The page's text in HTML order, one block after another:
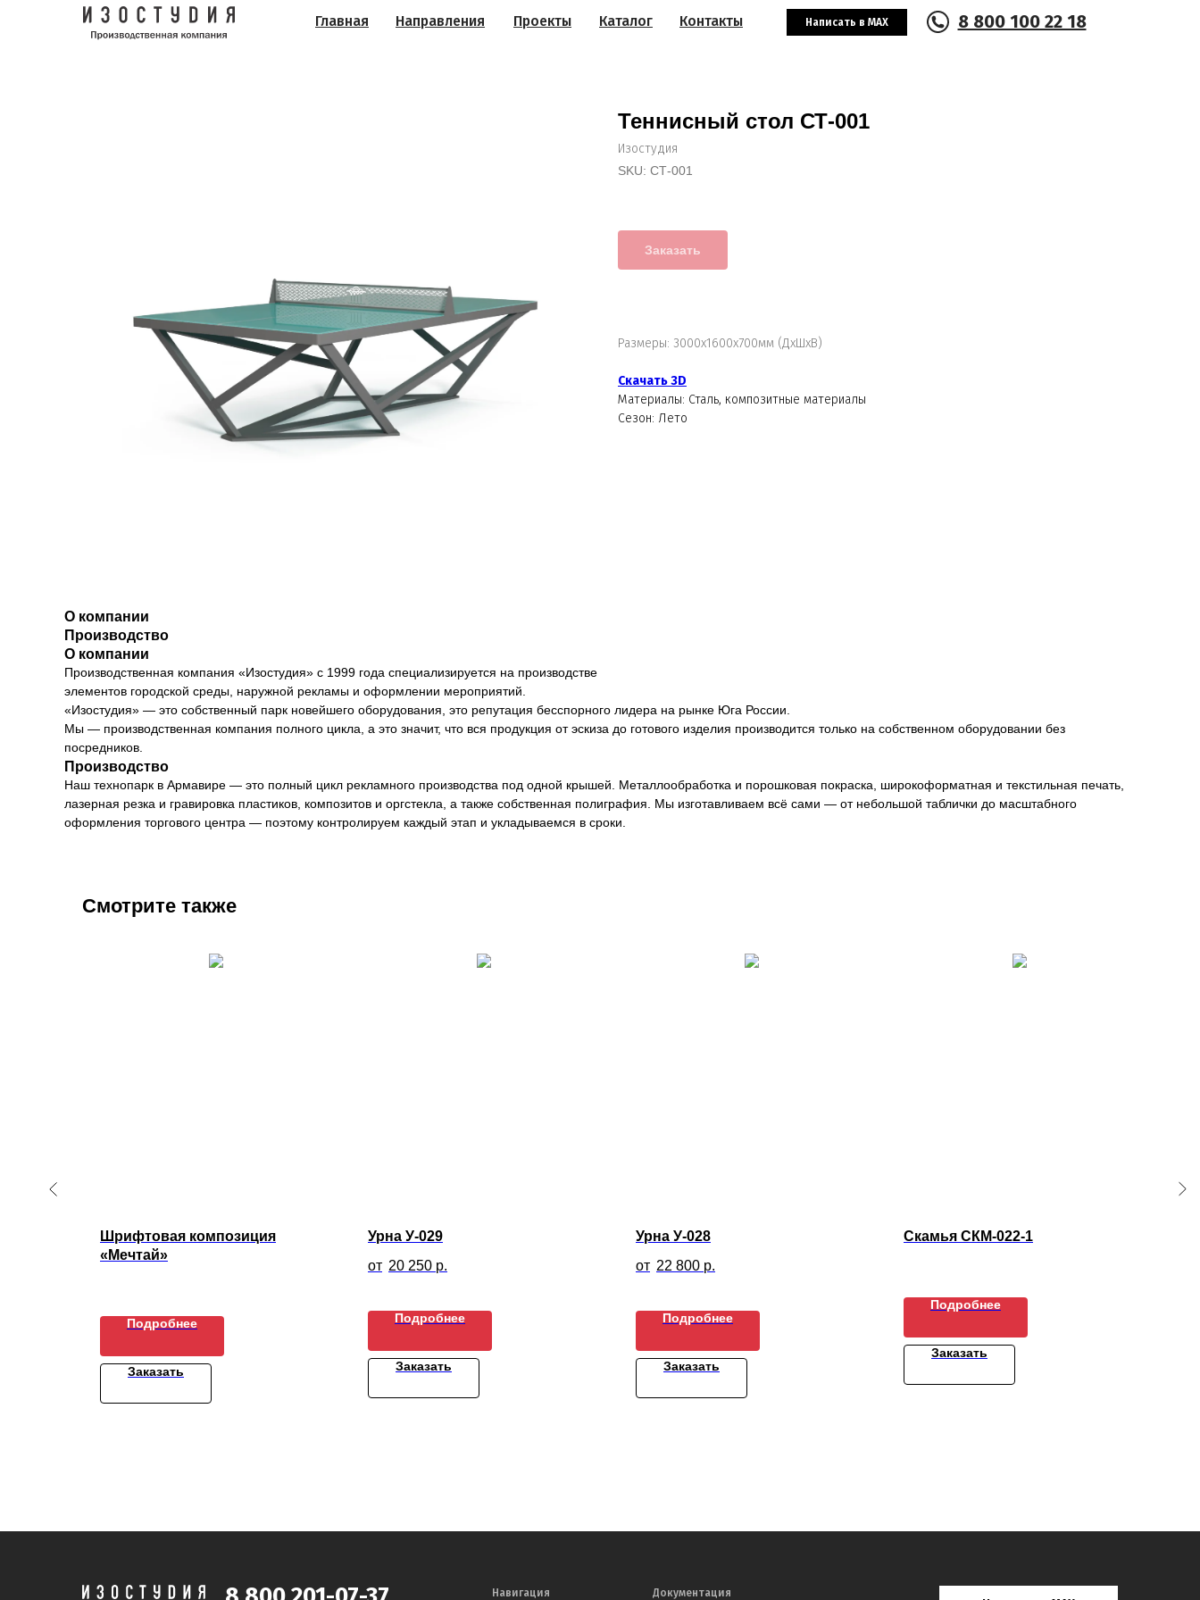
Главная Направления Контакты
Каталог 8 800 100 22 18
Проекты Написать в MAX
Теннисный стол СТ-001
Изостудия
SKU: СТ-001
Заказать
Размеры: 3000х1600х700мм (ДхШхВ)
Скачать 3D
Материалы: Сталь, композитные материалы
Сезон: Лето
О компании
Производство
О компании
Производственная компания «Изостудия» с 1999 года специализируется на производстве
элементов городской среды, наружной рекламы и оформлении мероприятий.
«Изостудия» — это собственный парк новейшего оборудования, это репутация бесспорного лидера на рынке Юга России.
Мы — производственная компания полного цикла, а это значит, что вся продукция от эскиза до готового изделия производится только на собственном оборудовании без
посредников.
Производство
Наш технопарк в Армавире — это полный цикл рекламного производства под одной крышей. Металлообработка и порошковая покраска, широкоформатная и текстильная печать,
лазерная резка и гравировка пластиков, композитов и оргстекла, а также собственная полиграфия. Мы изготавливаем всё сами — от небольшой таблички до масштабного
оформления торгового центра — поэтому контролируем каждый этап и укладываемся в сроки.
Смотрите также
Шрифтовая композиция
«Мечтай»
Подробнее
Заказать
Урна У-029
20 250 р.
Подробнее
Заказать
Урна У-028
22 800 р.
Подробнее
Заказать
Скамья СКМ-022-1
Подробнее
Заказать
Навигация Документация